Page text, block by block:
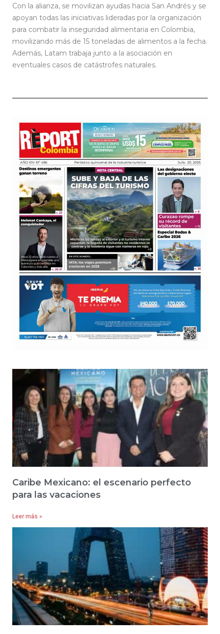
Con la alianza, se movilizan ayudas hacia San Andrés y se
apoyan todas las iniciativas lideradas por la organización
para combatir la inseguridad alimentaria en Colombia,
movilizando más de 15 toneladas de alimentos a la fecha.
Además, Latam trabaja junto a la asociación en
eventuales casos de catástrofes naturales.
Caribe Mexicano: el escenario perfecto
para las vacaciones
Leer más »